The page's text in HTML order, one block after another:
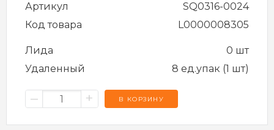
Артикул
SQ0316-0024
Код товара
L0000008305
Лида
0 шт
Удаленный
8 ед.упак (1 шт)
– + В КОРЗИНУ